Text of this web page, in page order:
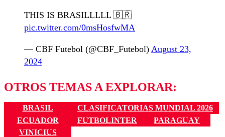
THIS IS BRASILLLLL 🇧🇷
pic.twitter.com/0msHosfwMA
— CBF Futebol (@CBF_Futebol) August 23,
2024
OTROS TEMAS A EXPLORAR:
BRASIL
CLASIFICATORIAS MUNDIAL 2026
ECUADOR
FUTBOLINTER
PARAGUAY
VINICIUS